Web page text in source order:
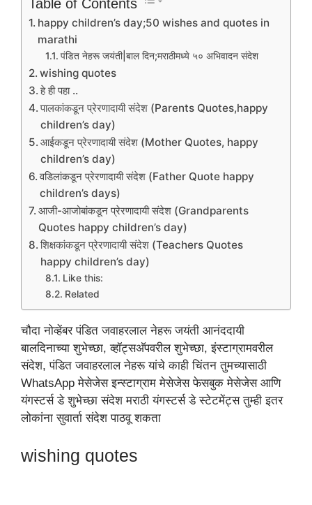
Table of Contents
happy children’s day;50 wishes and quotes in
marathi
पंडित नेहरू जयंती|बाल दिन;मराठीमध्ये ५० अभिवादन संदेश
wishing quotes
हे ही पहा ..
पालकांकडून प्रेरणादायी संदेश (Parents Quotes,happy
children’s day)
आईकडून प्रेरणादायी संदेश (Mother Quotes, happy
children’s day)
वडिलांकडून प्रेरणादायी संदेश (Father Quote happy
children’s days)
आजी-आजोबांकडून प्रेरणादायी संदेश (Grandparents
Quotes happy children’s day)
शिक्षकांकडून प्रेरणादायी संदेश (Teachers Quotes
happy children’s day)
Like this:
Related
चौदा नोव्हेंबर पंडित जवाहरलाल नेहरू जयंती आनंददायी
बालदिनाच्या शुभेच्छा, व्हॉट्सअ‍ॅपवरील शुभेच्छा, इंस्टाग्रामवरील
संदेश, पंडित जवाहरलाल नेहरू यांचे काही चिंतन तुमच्यासाठी
WhatsApp मेसेजेस इन्स्टाग्राम मेसेजेस फेसबुक मेसेजेस आणि
यंगस्टर्स डे शुभेच्छा संदेश मराठी यंगस्टर्स डे स्टेटमेंट्स तुम्ही इतर
लोकांना सुवार्ता संदेश पाठवू शकता
wishing quotes